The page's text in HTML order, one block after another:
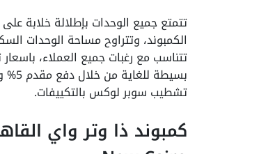
تتمتع جميع الوحدات بإطلالة خلابة
تشطيب سوبر لوكس بالتكييفات.